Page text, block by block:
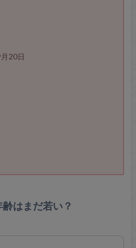
20日
はまだ若い？